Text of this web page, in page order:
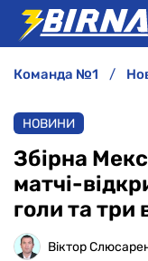
АНАЛІТИКА
ІНТЕРВ'Ю
РІЗНЕ
команда №1
НОВИНИ
Збірна
матчі-
голи та три
Віктор